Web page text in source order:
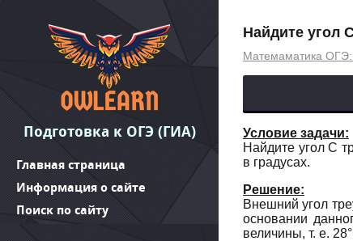
Подготовка к ОГЭ (ГИА)
Главная страница
Информация о сайте
Поиск по сайту
Найдите угол
Матемаматика
Условие задачи:
Найдите угол С
в градусах.
Решение:
Внешний угол
основании
величины, т. е.